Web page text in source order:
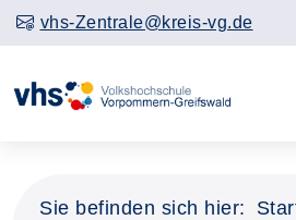
vhs-Zentrale@kreis-vg.de
Sie befinden sich hier: